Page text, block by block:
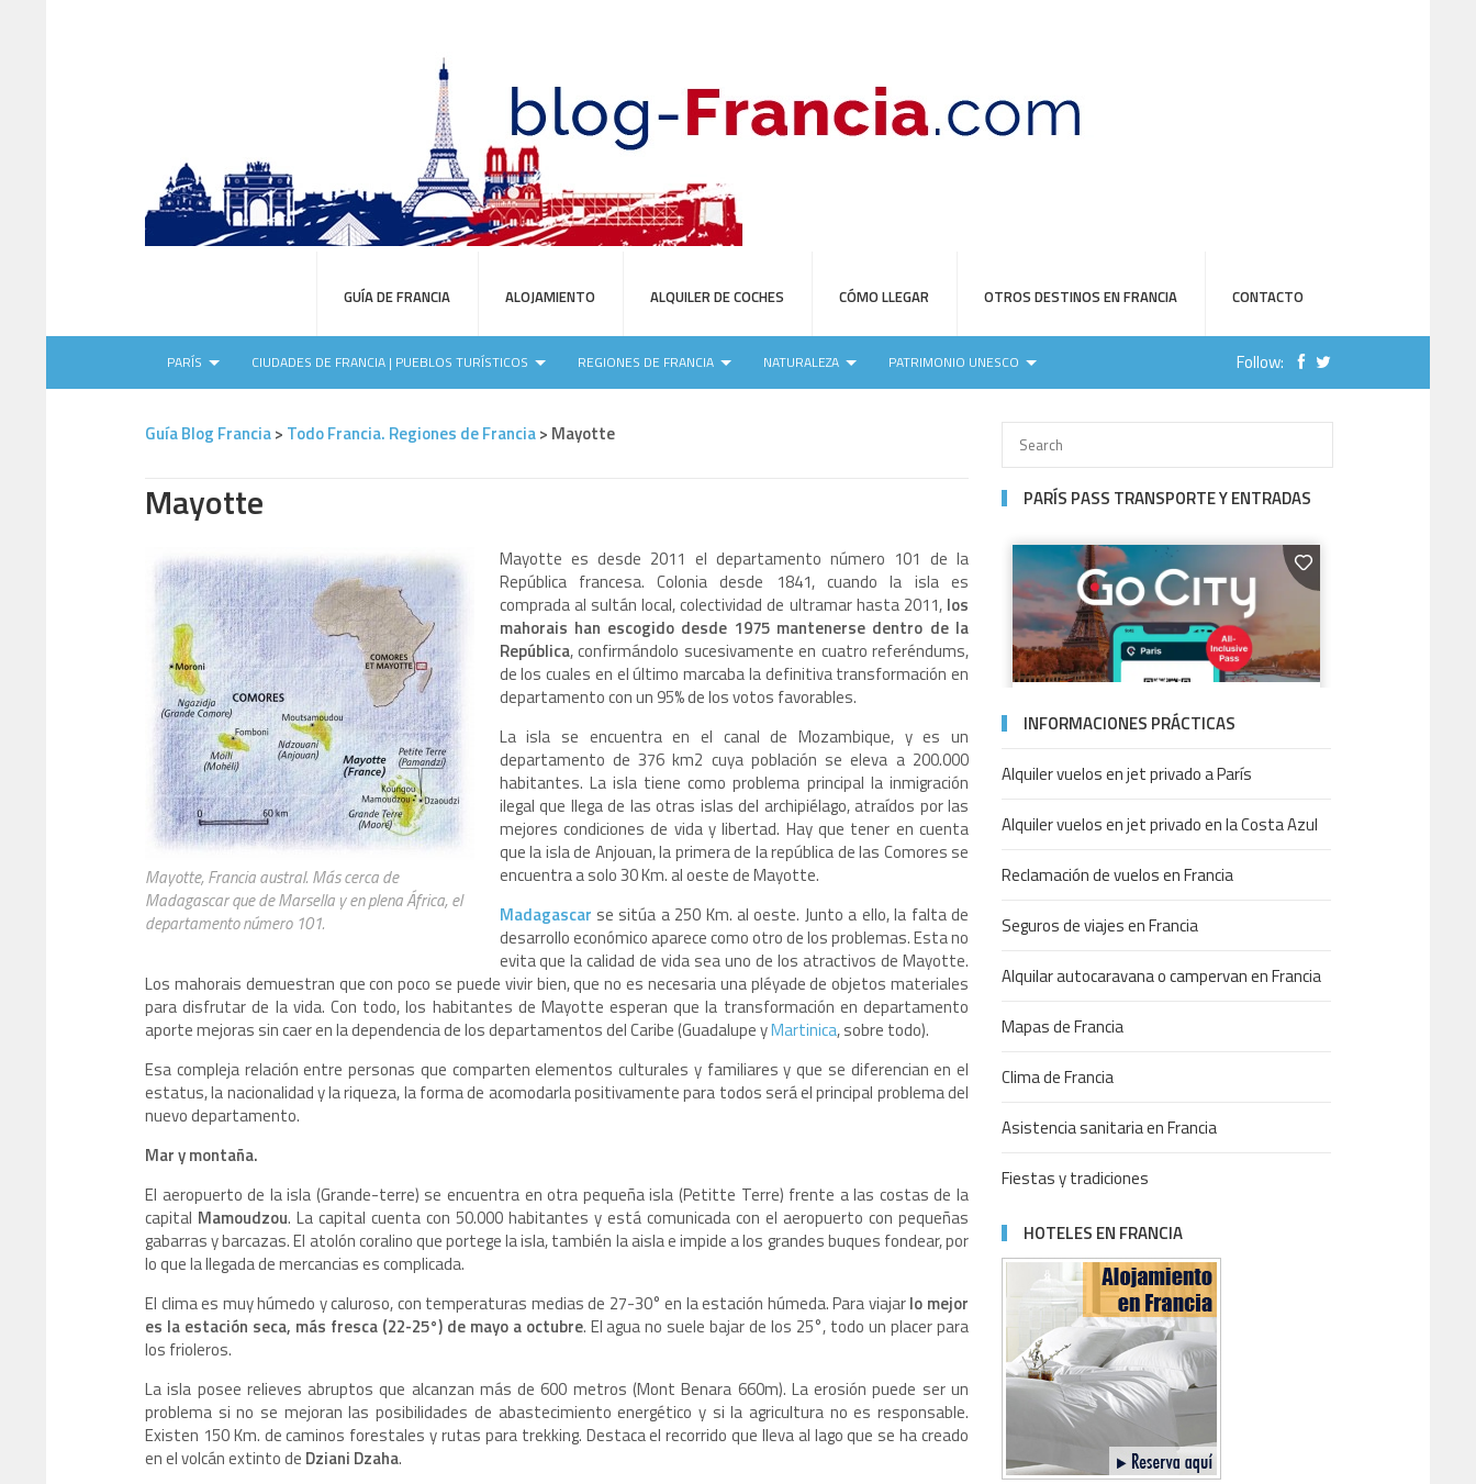
GUÍA DE FRANCIA ALOJAMIENTO ALQUILER DE COCHES CÓMO LLEGAR OTROS DESTINOS EN FRANCIA CONTACTO
PARÍS CIUDADES DE FRANCIA | PUEBLOS TURÍSTICOS REGIONES DE FRANCIA NATURALEZA PATRIMONIO UNESCO Follow:
Guía Blog Francia> Todo Francia. Regiones de Francia> Mayotte
Mayotte
Mayotte, Francia austral. Más cerca de
Madagascar que de Marsella y en plena África, el
departamento número 101.
Mayotte es desde 2011 el departamento número 101 de la
República francesa. Colonia desde 1841, cuando la isla es
comprada al sultán local, colectividad de ultramar hasta 2011, los
mahorais han escogido desde 1975 mantenerse dentro de la
República, confirmándolo sucesivamente en cuatro referéndums,
de los cuales en el último marcaba la definitiva transformación en
departamento con un 95% de los votos favorables.
La isla se encuentra en el canal de Mozambique, y es un
departamento de 376 km2 cuya población se eleva a 200.000
habitantes. La isla tiene como problema principal la inmigración
ilegal que llega de las otras islas del archipiélago, atraídos por las
mejores condiciones de vida y libertad. Hay que tener en cuenta
que la isla de Anjouan, la primera de la república de las Comores se
encuentra a solo 30 Km. al oeste de Mayotte.
Madagascar se sitúa a 250 Km. al oeste. Junto a ello, la falta de
desarrollo económico aparece como otro de los problemas. Esta no
evita que la calidad de vida sea uno de los atractivos de Mayotte.
Los mahorais demuestran que con poco se puede vivir bien, que no es necesaria una pléyade de objetos materiales
para disfrutar de la vida. Con todo, los habitantes de Mayotte esperan que la transformación en departamento
aporte mejoras sin caer en la dependencia de los departamentos del Caribe (Guadalupe yMartinica, sobre todo).
Esa compleja relación entre personas que comparten elementos culturales y familiares y que se diferencian en el
estatus, la nacionalidad y la riqueza, la forma de acomodarla positivamente para todos será el principal problema del
nuevo departamento.
Mar y montaña.
El aeropuerto de la isla (Grande-terre) se encuentra en otra pequeña isla (Petitte Terre) frente a las costas de la
capital Mamoudzou. La capital cuenta con 50.000 habitantes y está comunicada con el aeropuerto con pequeñas
gabarras y barcazas. El atolón coralino que portege la isla, también la aisla e impide a los grandes buques fondear, por
lo que la llegada de mercancias es complicada.
El clima es muy húmedo y caluroso, con temperaturas medias de 27-30° en la estación húmeda. Para viajarlo mejor
es la estación seca, más fresca (22-25°) de mayo a octubre. El agua no suele bajar de los 25°, todo un placer para
los frioleros.
La isla posee relieves abruptos que alcanzan más de 600 metros (Mont Benara 660m). La erosión puede ser un
problema si no se mejoran las posibilidades de abastecimiento energético y si la agricultura no es responsable.
Existen 150 Km. de caminos forestales y rutas para trekking. Destaca el recorrido que lleva al lago que se ha creado
en el volcán extinto de Dziani Dzaha.
PARÍS PASS TRANSPORTE Y ENTRADAS
INFORMACIONES PRÁCTICAS
Alquiler vuelos en jet privado a París
Alquiler vuelos en jet privado en la Costa Azul
Reclamación de vuelos en Francia
Seguros de viajes en Francia
Alquilar autocaravana o campervan en Francia
Mapas de Francia
Clima de Francia
Asistencia sanitaria en Francia
Fiestas y tradiciones
HOTELES EN FRANCIA